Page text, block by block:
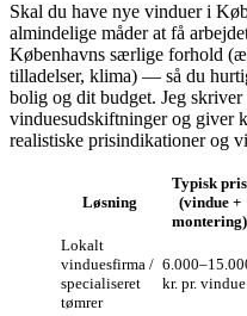
Skal du have nye vinduer i
almindelige måder at få
Københavns særlige forhold
tilladelser, klima) — så du
bolig og dit budget. Jeg
vinduesudskiftninger og giver
realistiske prisindikationer og
Løsning
Typisk pris
(vindue +
montering)
Lokalt
vinduesfirma /
specialiseret
tømrer
kr. pr. vindue